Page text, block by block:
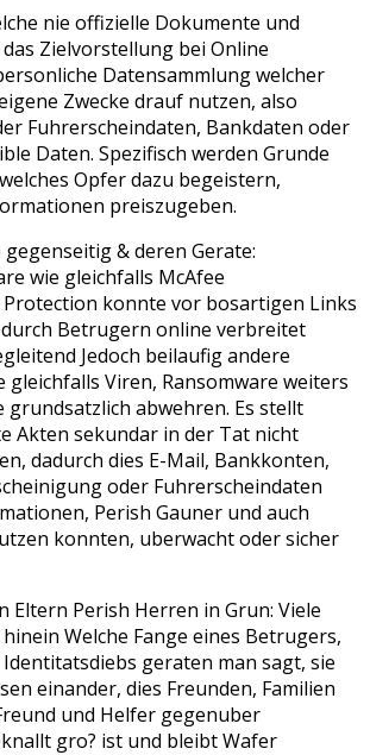
nie offizielle Dokumente und
Zielvorstellung bei Online
Datensammlung welcher
Zwecke drauf nutzen, also
Fuhrerscheindaten, Bankdaten oder
Daten. Spezifisch werden Grunde
Opfer dazu begeistern,
preiszugeben.
gegenseitig & deren Gerate:
wie gleichfalls McAfee
konnte vor bosartigen Links
Betrugern online verbreitet
Jedoch beilaufig andere
gleichfalls Viren, Ransomware weiters
abwehren. Es stellt
Akten sekundar in der Tat nicht
dadurch dies E-Mail, Bankkonten,
oder Fuhrerscheindaten
Perish Gauner und auch
konnten, uberwacht oder sicher
Eltern Perish Herren in Grun: Viele
Welche Fange eines Betrugers,
geraten man sagt, sie
einander, dies Freunden, Familien
und Helfer gegenuber
gro? ist und bleibt Wafer